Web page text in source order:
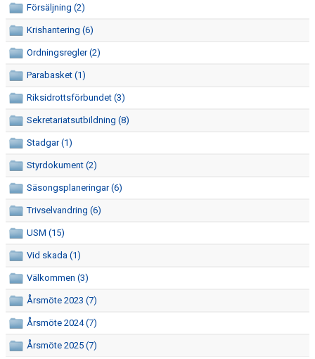
REKRYTERING OCH ÖVERGÅNGAR
GÅVOKONTO
REHAB
LAGKASSOR
FOTOGRAFERING
SPONSRING
HALLAR
Försäljning (2)
Krishantering (6)
Ordningsregler (2)
Parabasket (1)
Riksidrottsförbundet (3)
Sekretariatsutbildning (8)
Stadgar (1)
Styrdokument (2)
Säsongsplaneringar (6)
Trivselvandring (6)
USM (15)
Vid skada (1)
Välkommen (3)
Årsmöte 2023 (7)
Årsmöte 2024 (7)
Årsmöte 2025 (7)